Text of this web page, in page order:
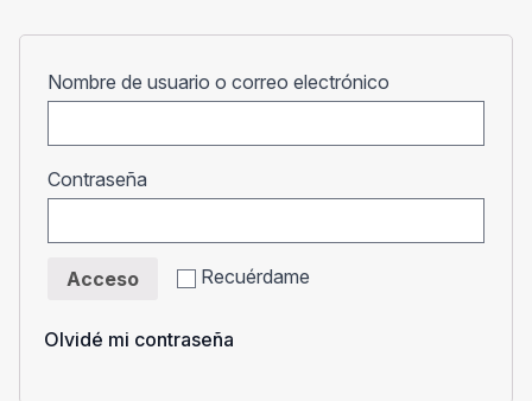
Nombre de usuario o correo electrónico
Contraseña
Recuérdame
Acceso
Olvidé mi contraseña